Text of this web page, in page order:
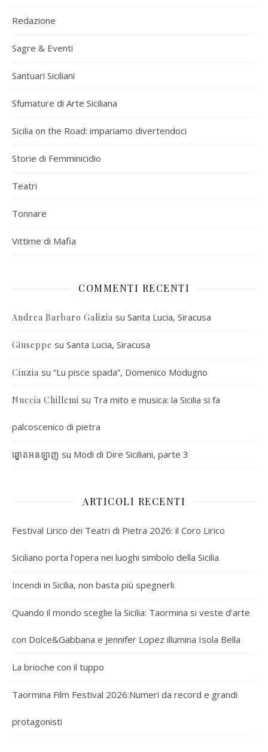
Redazione
Sagre & Eventi
Santuari Siciliani
Sfumature di Arte Siciliana
Sicilia on the Road: impariamo divertendoci
Storie di Femminicidio
Teatri
Tonnare
Vittime di Mafia
COMMENTI RECENTI
Andrea Barbaro Galizia su Santa Lucia, Siracusa
Giuseppe su Santa Lucia, Siracusa
Cinzia su “Lu pisce spada”, Domenico Modugno
Nuccia Chillemi su Tra mito e musica: la Sicilia si fa
palcoscenico di pietra
ឆ្នោតអនឡាញ su Modi di Dire Siciliani, parte 3
ARTICOLI RECENTI
Festival Lirico dei Teatri di Pietra 2026: il Coro Lirico
Siciliano porta l’opera nei luoghi simbolo della Sicilia
Incendi in Sicilia, non basta più spegnerli.
Quando il mondo sceglie la Sicilia: Taormina si veste d’arte
con Dolce&Gabbana e Jennifer Lopez illumina Isola Bella
La brioche con il tuppo
Taormina Film Festival 2026:Numeri da record e grandi
protagonisti